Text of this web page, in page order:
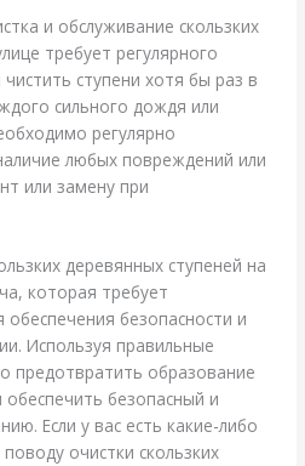
и обслуживание скользких
требует регулярного
ступени хотя бы раз в
сильного дождя или
регулярно
любых повреждений или
или замену при
деревянных ступеней на
которая требует
безопасности и
Используя правильные
предотвратить образование
обеспечить безопасный и
Если у вас есть какие-либо
очистки скользких